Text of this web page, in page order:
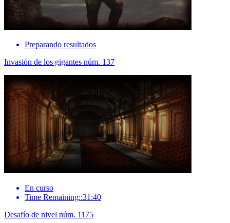
Preparando resultados
Invasión de los gigantes núm. 137
En curso
Time Remaining::31:40
Desafío de nivel núm. 1175